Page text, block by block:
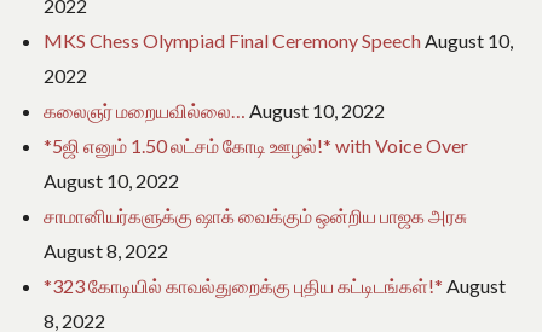
2022
MKS Chess Olympiad Final Ceremony Speech August 10,
2022
கலைஞர் மறையவில்லை…
August 10, 2022
*5ஜி எனும் 1.50 லட்சம் கோடி ஊழல்!* with Voice Over
August 10, 2022
சாமானியர்களுக்கு ஷாக் வைக்கும் ஒன்றிய பாஜக அரசு
August 8, 2022
*323 கோடியில் காவல்துறைக்கு புதிய கட்டிடங்கள்!* August
8, 2022